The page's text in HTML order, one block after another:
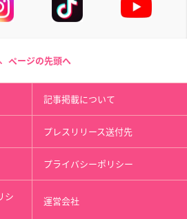
ページの先頭へ
記事掲載について
プレスリリース送付先
プライバシーポリシー
シ 運営会社